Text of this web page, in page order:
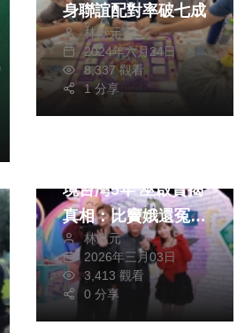
身聯誼配對率破七成
林獻元
2024年六月24日
8,337 觀看
1 分享
境台灣5年 巫啟賢揭
真相：比竇娥還冤
認不出李克勤歌聲遭
網友洗版 巫啟賢爆
歌唱節目內幕有苦說
不出
林獻元
2026年三月03日
3,413 觀看
0 分享